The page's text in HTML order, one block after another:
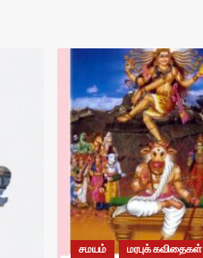
சமயம் மரபுக் கவிதைகள்